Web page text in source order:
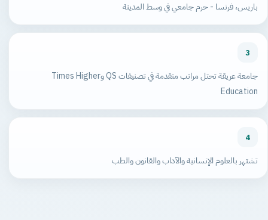
باريس، فرنسا - حرم جامعي في وسط المدينة
3
جامعة عريقة تحتل مراتب متقدمة في تصنيفات QS وTimes Higher
Education
4
تشتهر بالعلوم الإنسانية والآداب والقانون والطب